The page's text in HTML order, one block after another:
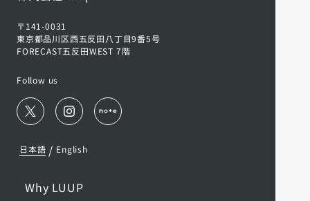
〒141-0031
東京都品川区西五反田八丁目9番5号
FORECAST五反田WEST 7階
Follow us
日本語 / English
Why LUUP